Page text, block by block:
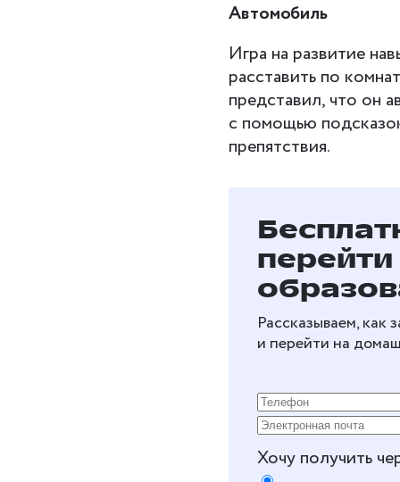
Автомобиль
Игра на развитие
расставить по
представил, что он
с помощью
препятствия.
Рассказываем,
и перейти на
Хочу получить